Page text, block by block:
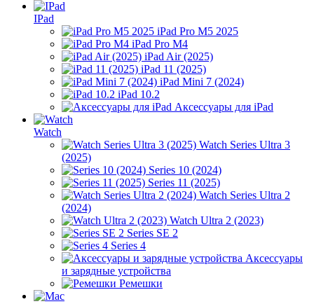
IPad
iPad Pro M5 2025
iPad Pro M4
iPad Air (2025)
iPad 11 (2025)
iPad Mini 7 (2024)
iPad 10.2
Аксессуары для iPad
Watch
Watch Series Ultra 3
(2025)
Series 10 (2024)
Series 11 (2025)
Watch Series Ultra 2
(2024)
Watch Ultra 2 (2023)
Series SE 2
Series 4
Аксессуары
и зарядные устройства
Ремешки